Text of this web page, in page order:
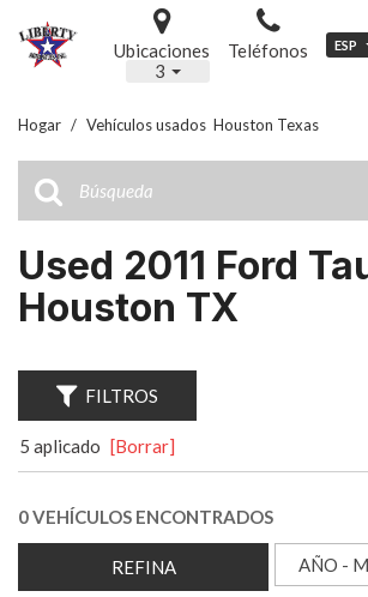
Ubicaciones
3
Teléfonos ESP
Hogar / Vehículos usados ​ Houston Texas
Used 2011 Ford
Houston TX
FILTROS
5 aplicado [Borrar]
0 VEHÍCULOS ENCONTRADOS
REFINA